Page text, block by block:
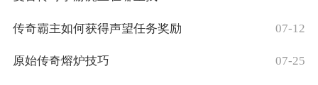
传奇霸主如何获得声望任务奖励 07-12
原始传奇熔炉技巧 07-25